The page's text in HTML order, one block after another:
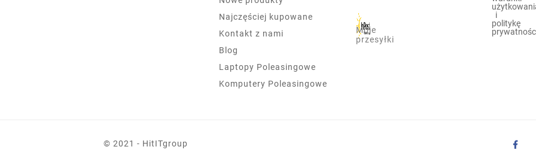
Najczęściej kupowane
Kontakt z nami
Blog
Laptopy Poleasingowe
Komputery Poleasingowe
Moje
przesyłki
i
politykę
© 2021 - HitITgroup